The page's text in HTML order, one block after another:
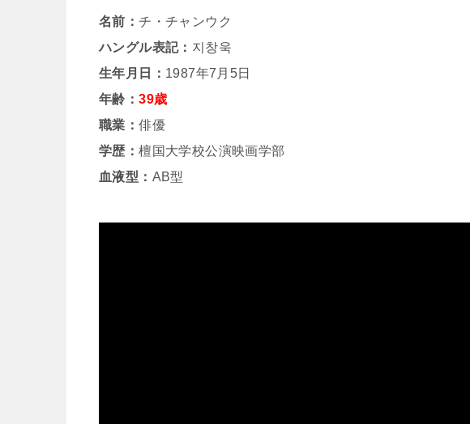
名前： チ・チャンウク
ハングル表記： 지창욱
生年月日： 1987年7月5日
年齢：39歳
職業：俳優
学歴：檀国大学校公演映画学部
血液型： AB型